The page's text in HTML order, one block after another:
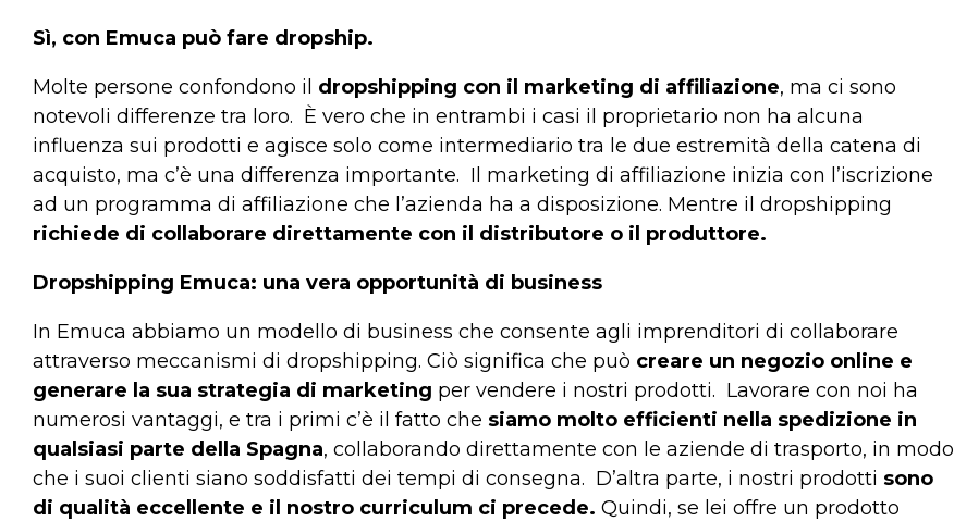
Sì, con Emuca può fare dropship.
Molte persone confondono il dropshipping con il marketing di affiliazione, ma ci sono
notevoli differenze tra loro. È vero che in entrambi i casi il proprietario non ha alcuna
influenza sui prodotti e agisce solo come intermediario tra le due estremità della catena di
acquisto, ma c’è una differenza importante. Il marketing di affiliazione inizia con l’iscrizione
ad un programma di affiliazione che l’azienda ha a disposizione. Mentre il dropshipping
richiede di collaborare direttamente con il distributore o il produttore.
Dropshipping Emuca: una vera opportunità di business
In Emuca abbiamo un modello di business che consente agli imprenditori di collaborare
attraverso meccanismi di dropshipping. Ciò significa che può creare un negozio online e
generare la sua strategia di marketing per vendere i nostri prodotti. Lavorare con noi ha
numerosi vantaggi, e tra i primi c’è il fatto che siamo molto efficienti nella spedizione in
qualsiasi parte della Spagna, collaborando direttamente con le aziende di trasporto, in modo
che i suoi clienti siano soddisfatti dei tempi di consegna. D’altra parte, i nostri prodotti sono
di qualità eccellente e il nostro curriculum ci precede. Quindi, se lei offre un prodotto